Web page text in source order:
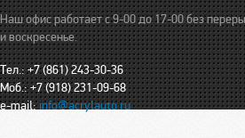
Наш офис работает с 9-00 до 17-00 без
и воскресенье.
Тел.: +7 (861) 243-30-36
Моб.: +7 (918) 231-09-68
e-mail:info@acrylauto.ru